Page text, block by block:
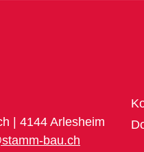
| 4144 Arlesheim
bau.ch